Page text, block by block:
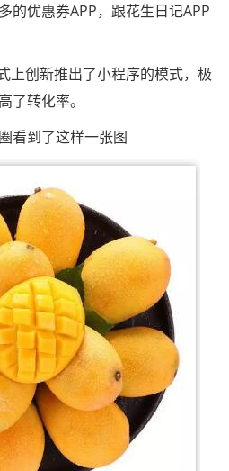
优惠券APP，跟花生日记APP
创新推出了小程序的模式，极
了转化率。
到了这样一张图